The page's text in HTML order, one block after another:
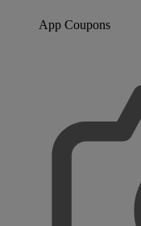
App Coupons